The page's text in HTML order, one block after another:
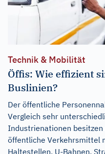
Technik & Mobilität
Öffis: Wie effizient
Buslinien?
Der öffentliche
Vergleich sehr
Industrienationen
öffentliche Verkehrsmittel
Haltestellen. U-Bahnen,